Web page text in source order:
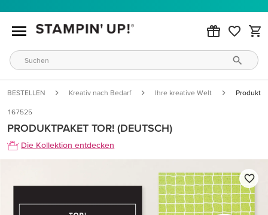
BESTELLEN Kreativ nach Bedarf Ihre kreative Welt
167525
PRODUKTPAKET TOR! (DEUTSCH)
Die Kollektion entdecken